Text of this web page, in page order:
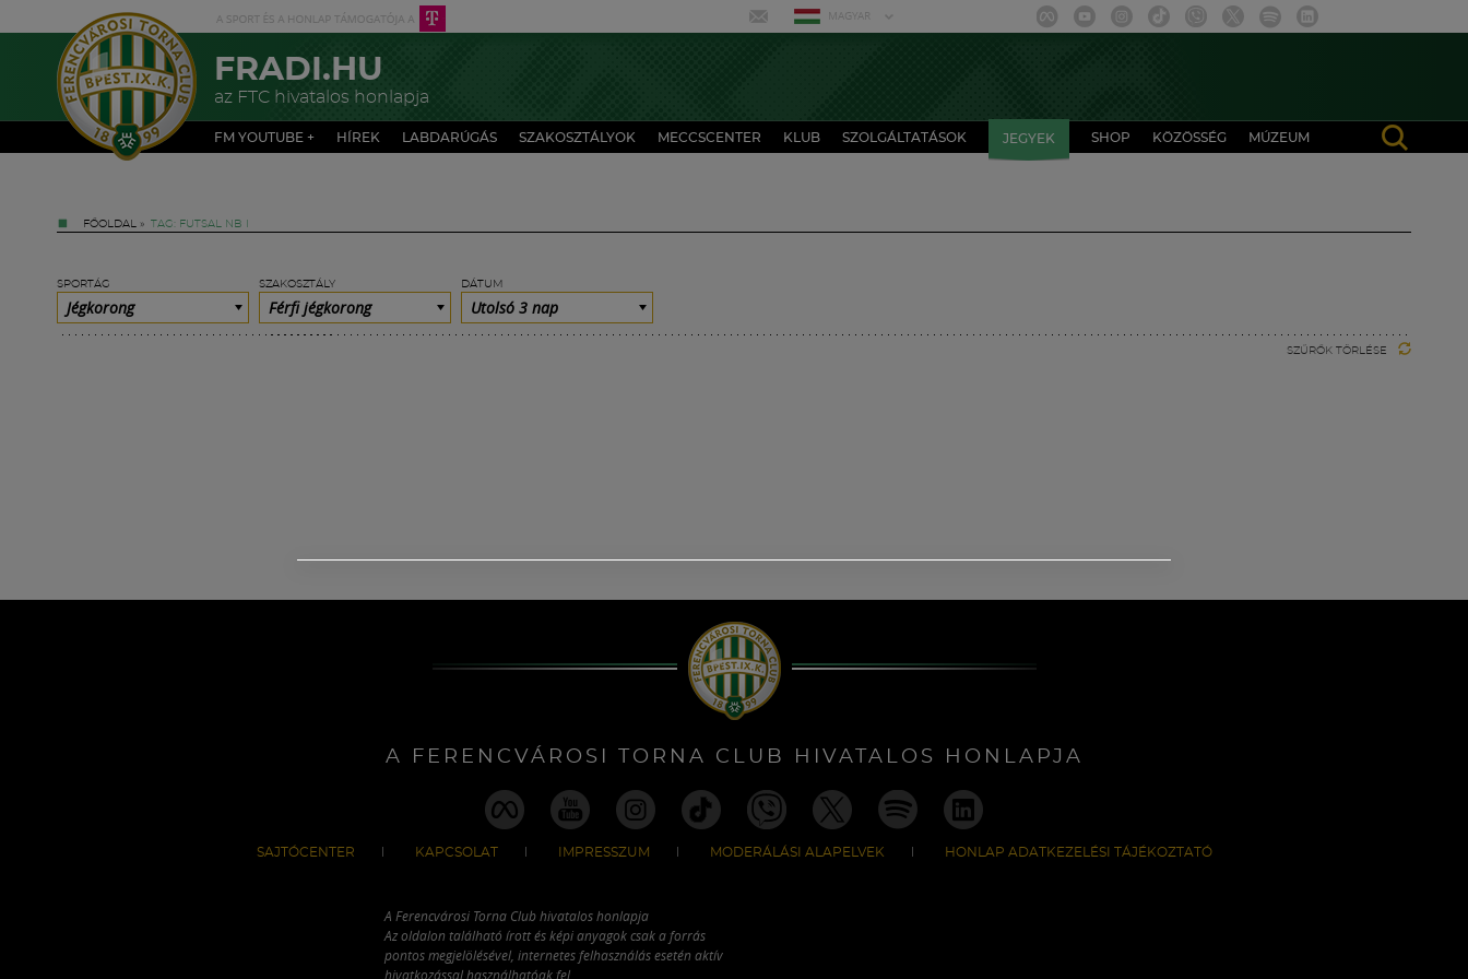
MAGYAR
FRADI.HU
az FTC hivatalos honlapja
FM YOUTUBE + HÍREK LABDARÚGÁS SZAKOSZTÁLYOK MECCSCENTER KLUB SZOLGÁLTATÁSOK JEGYEK SHOP KÖZÖSSÉG MÚZEUM
FŐOLDAL » TAG: FUTSAL NB I
SPORTÁG
Jégkorong
SZAKOSZTÁLY
Férfi jégkorong
DÁTUM
Utolsó 3 nap
SZŰRŐK TÖRLÉSE
A FERENCVÁROSI TORNA CLUB HIVATALOS HONLAPJA
SAJTÓCENTER KAPCSOLAT IMPRESSZUM MODERÁLÁSI ALAPELVEK HONLAP ADATKEZELÉSI TÁJÉKOZTATÓ
A Ferencvárosi Torna Club hivatalos honlapja
Az oldalon található írott és képi anyagok csak a forrás
pontos megjelölésével, internetes felhasználás esetén aktív
hivatkozással használhatóak fel.